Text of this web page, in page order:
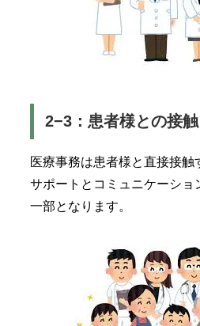
2−3：患者様との接触
医療事務は患者様と直接接
サポートとコミュニケーショ
一部となります。